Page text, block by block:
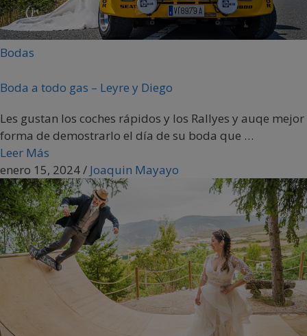
Bodas
Boda a todo gas – Leyre y Diego
Les gustan los coches rápidos y los Rallyes y auqe mejor
forma de demostrarlo el día de su boda que …
Leer Más
enero 15, 2024/ Joaquin Mayayo